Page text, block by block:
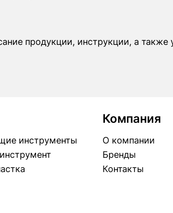
продукции, инструкции, а также
инструменты
Компания
О компании
Бренды
Контакты